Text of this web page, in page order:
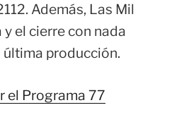
Además, Las Mil
el cierre con nada
última producción.
el Programa 77